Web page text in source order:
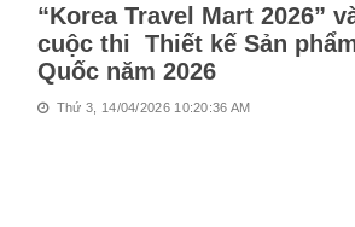
“Korea Travel Mart 2026”
cuộc thi Thiết kế Sản
Quốc năm 2026
Thứ 3, 14/04/2026 10:20:36 AM